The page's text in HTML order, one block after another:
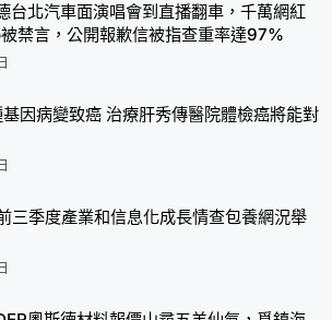
台北汽車面演唱會到直播翻車，千萬網紅
禁言，公開報歉信被指查重率達97%
因病變致癌 治療肝秀傳醫院體檢癌將能對
三季度產業和信息化成長情查包養網況舉